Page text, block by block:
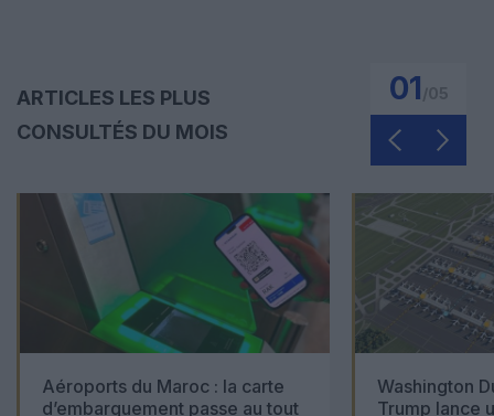
ARTICLES LES PLUS
CONSULTÉS DU MOIS
01
Aéroports du Maroc : la carte
d’embarquement passe au tout
Washington
Trump lance